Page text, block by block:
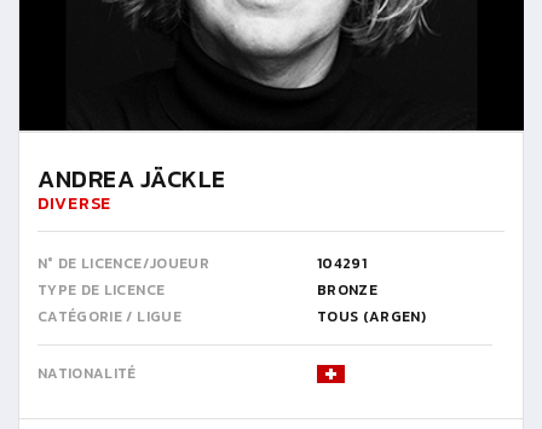
ANDREA JÄCKLE
DIVERSE
N° DE LICENCE/JOUEUR
104291
TYPE DE LICENCE
BRONZE
CATÉGORIE / LIGUE
TOUS (ARGEN)
NATIONALITÉ